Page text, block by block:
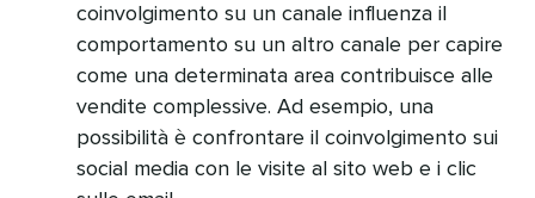
coinvolgimento su un canale influenza il
comportamento su un altro canale per capire
come una determinata area contribuisce alle
vendite complessive. Ad esempio, una
possibilità è confrontare il coinvolgimento sui
social media con le visite al sito web e i clic